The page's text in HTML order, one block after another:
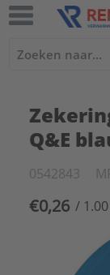
Q&E
0542843
€0,26 / 1.00